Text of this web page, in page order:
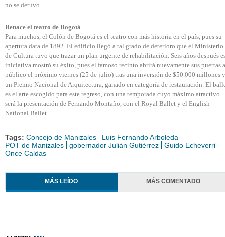
no se detuvo.
Renace el teatro de Bogotá
Para muchos, el Colón de Bogotá es el teatro con más historia en el país, pues su
apertura data de 1892. El edificio llegó a tal grado de deterioro que el Ministerio
de Cultura tuvo que trazar un plan urgente de rehabilitación. Seis años después
iniciativa mostró su éxito, pues el famoso recinto abrirá nuevamente sus puertas
público el próximo viernes (25 de julio) tras una inversión de $50.000 millones y
un Premio Nacional de Arquitectura, ganado en categoría de restauración. El
es el arte escogido para este regreso, con una temporada cuyo máximo atractivo
será la presentación de Fernando Montaño, con el Royal Ballet y el English
National Ballet.
Tags: Concejo de Manizales
Luis Fernando Arboleda
POT de Manizales
gobernador Julián Gutiérrez
Guido Echeverri
Once Caldas
MÁS LEÍDO MÁS COMENTADO